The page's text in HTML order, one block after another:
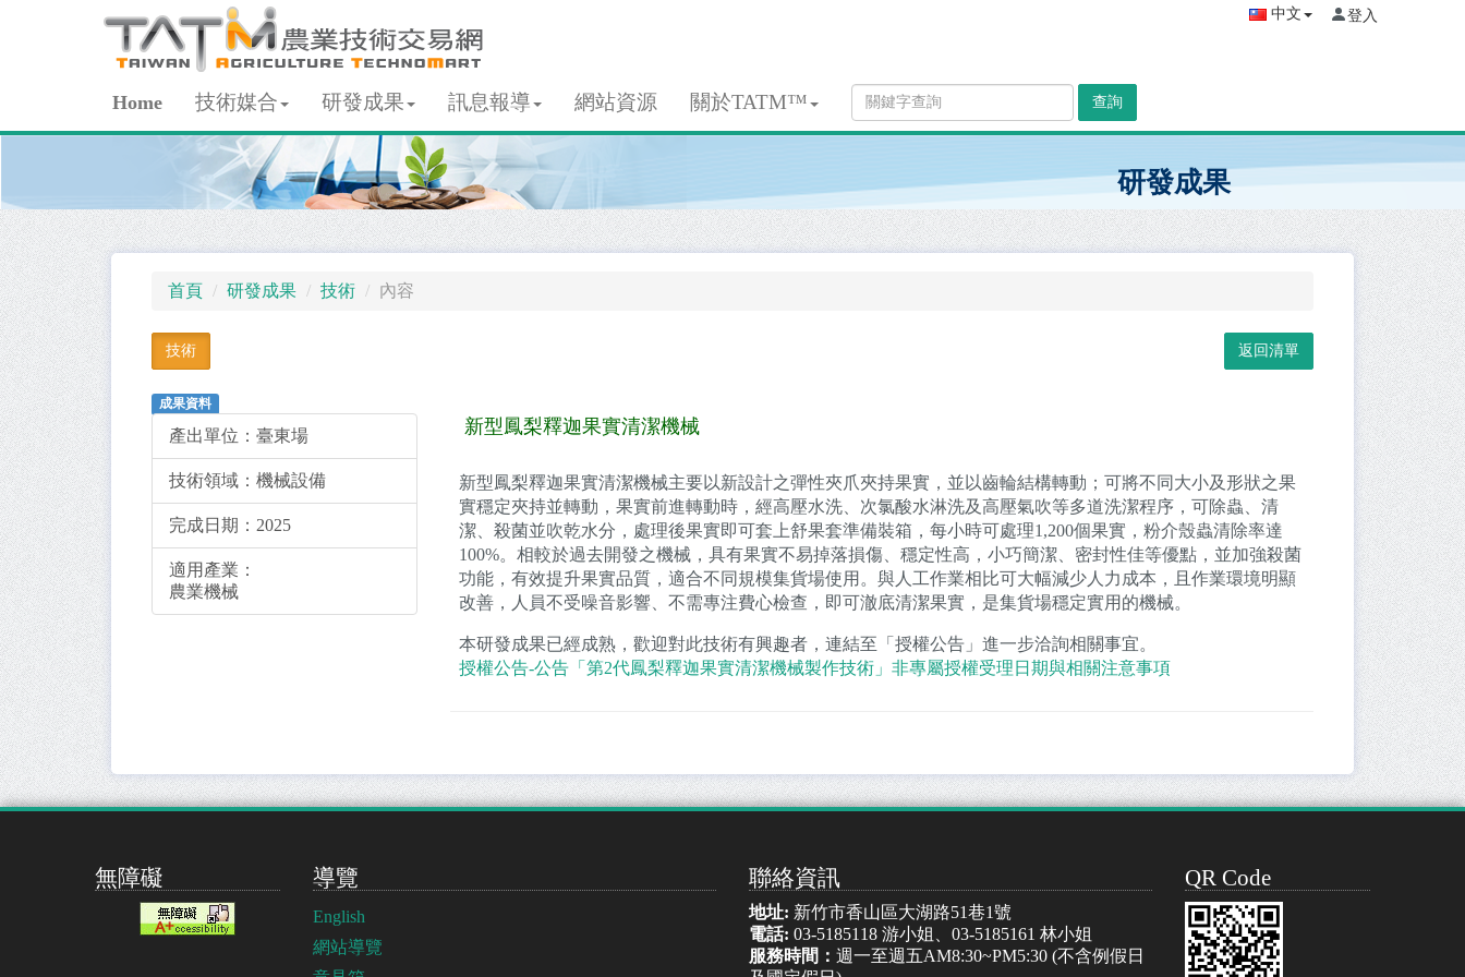
中文 登入
Home 技術媒合 研發成果 訊息報導 網站資源 關於TATM™ 查詢
研發成果
首頁 研發成果 技術 內容
技術
成果資料
產出單位： 臺東場
技術領域： 機械設備
完成日期： 2025
適用產業：
農業機械
新型鳳梨釋迦果實清潔機械
新型鳳梨釋迦果實清潔機械主要以新設計之彈性夾爪夾持果實，並以齒輪結構轉動；可將不同大小及形狀之果
實穩定夾持並轉動，果實前進轉動時，經高壓水洗、次氯酸水淋洗及高壓氣吹等多道洗潔程序，可除蟲、清
潔、殺菌並吹乾水分，處理後果實即可套上舒果套準備裝箱，每小時可處理1,200個果實，粉介殼蟲清除率達
100%。相較於過去開發之機械，具有果實不易掉落損傷、穩定性高，小巧簡潔、密封性佳等優點，並加強殺菌
功能，有效提升果實品質，適合不同規模集貨場使用。與人工作業相比可大幅減少人力成本，且作業環境明顯
改善，人員不受噪音影響、不需專注費心檢查，即可澈底清潔果實，是集貨場穩定實用的機械。
本研發成果已經成熟，歡迎對此技術有興趣者，連結至「授權公告」進一步洽詢相關事宜。
授權公告-公告「第2代鳳梨釋迦果實清潔機械製作技術」非專屬授權受理日期與相關注意事項
無障礙 導覽
English
網站導覽
聯絡資訊
地址: 新竹市香山區大湖路51巷1號
電話: 03-5185118 游小姐、03-5185161 林小姐
服務時間： 週一至週五AM8:30~PM5:30 (不含例假日
QR Code